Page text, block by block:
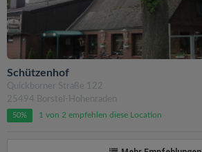
Schützenhof
Quickborner Straße 122
25494 Borstel-Hohenraden
50% 1 von 2 empfehlen diese Location